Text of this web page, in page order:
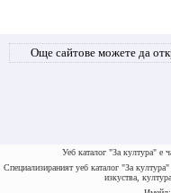
Още сайтове можете да
Уеб каталог "За култура"
Специализираният уеб каталог "За
изкуства,